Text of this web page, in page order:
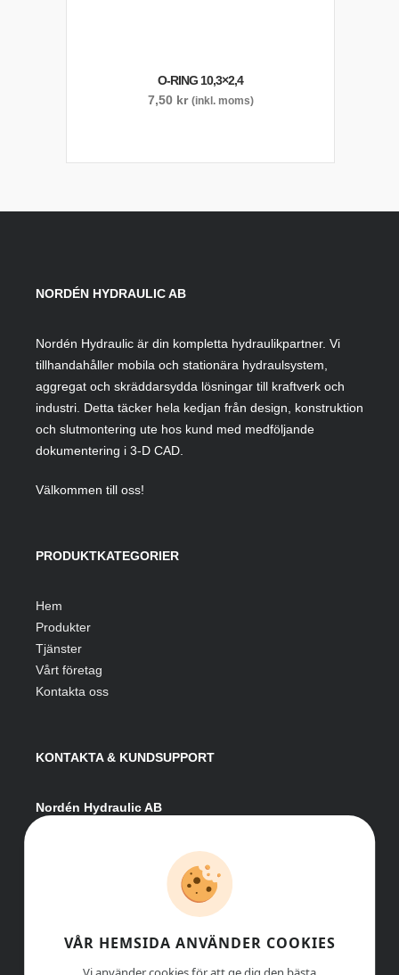
O-RING 10,3×2,4
7,50 kr (inkl. moms)
NORDÉN HYDRAULIC AB
Nordén Hydraulic är din kompletta hydraulikpartner. Vi
tillhandahåller mobila och stationära hydraulsystem,
aggregat och skräddarsydda lösningar till kraftverk och
industri. Detta täcker hela kedjan från design, konstruktion
och slutmontering ute hos kund med medföljande
dokumentering i 3-D CAD.
Välkommen till oss!
PRODUKTKATEGORIER
Hem
Produkter
Tjänster
Vårt företag
Kontakta oss
KONTAKTA & KUNDSUPPORT
Nordén Hydraulic AB
info@nordenhydraulic.se
Org-nr: 556531-8424
VÅR HEMSIDA ANVÄNDER COOKIES